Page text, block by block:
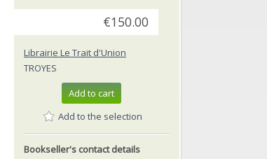
€150.00
Librairie Le Trait d'Union
TROYES
Add to cart
Add to the selection
Bookseller's contact details